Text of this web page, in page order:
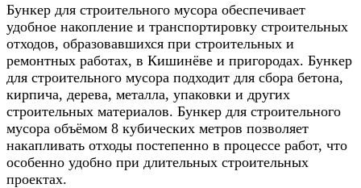
Бункер для строительного мусора обеспечивает
удобное накопление и транспортировку строительных
отходов, образовавшихся при строительных и
ремонтных работах, в Кишинёве и пригородах. Бункер
для строительного мусора подходит для сбора бетона,
кирпича, дерева, металла, упаковки и других
строительных материалов. Бункер для строительного
мусора объёмом 8 кубических метров позволяет
накапливать отходы постепенно в процессе работ, что
особенно удобно при длительных строительных
проектах.